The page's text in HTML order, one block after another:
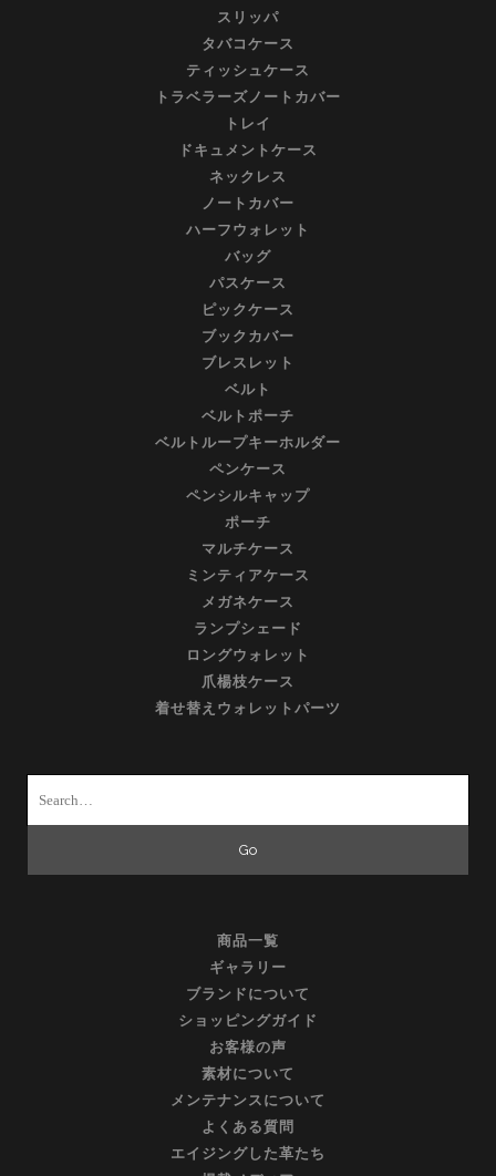
スリッパ
タバコケース
ティッシュケース
トラベラーズノートカバー
トレイ
ドキュメントケース
ネックレス
ノートカバー
ハーフウォレット
バッグ
パスケース
ピックケース
ブックカバー
ブレスレット
ベルト
ベルトポーチ
ベルトループキーホルダー
ペンケース
ペンシルキャップ
ポーチ
マルチケース
ミンティアケース
メガネケース
ランプシェード
ロングウォレット
爪楊枝ケース
着せ替えウォレットパーツ
商品一覧
ギャラリー
ブランドについて
ショッピングガイド
お客様の声
素材について
メンテナンスについて
よくある質問
エイジングした革たち